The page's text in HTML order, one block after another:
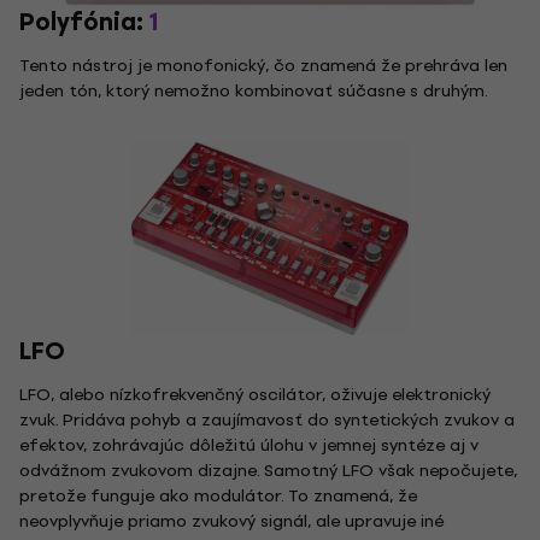
Polyfónia:1
Tento nástroj je monofonický, čo znamená že prehráva len
jeden tón, ktorý nemožno kombinovať súčasne s druhým.
LFO
LFO, alebo nízkofrekvenčný oscilátor, oživuje elektronický
zvuk. Pridáva pohyb a zaujímavosť do syntetických zvukov a
efektov, zohrávajúc dôležitú úlohu v jemnej syntéze aj v
odvážnom zvukovom dizajne. Samotný LFO však nepočujete,
pretože funguje ako modulátor. To znamená, že
neovplyvňuje priamo zvukový signál, ale upravuje iné